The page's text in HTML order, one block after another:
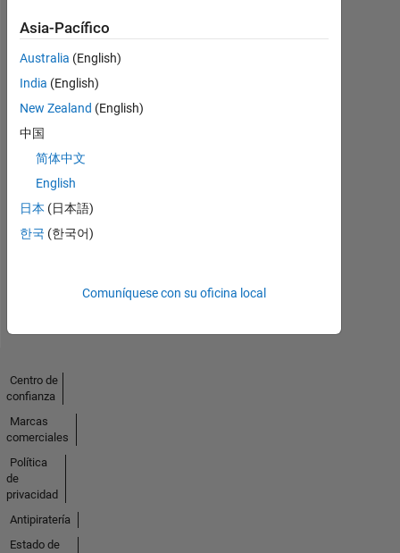
No
Endorsements
received
Asia-Pacífico
Australia (English)
India (English)
New Zealand (English)
中国
简体中文
English
日本 (日本語)
한국 (한국어)
Comuníquese con su oficina local
Centro de
confianza
Marcas
comerciales
Política
de
privacidad
Antipiratería
Estado de